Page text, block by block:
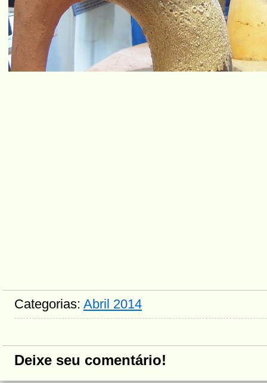
Categorias: Abril 2014
Deixe seu comentário!